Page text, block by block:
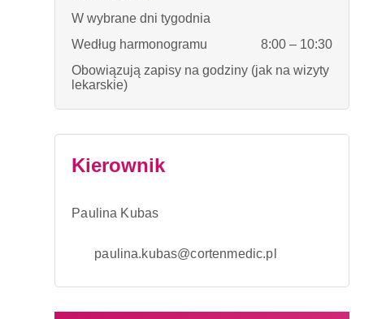
W wybrane dni tygodnia
Według harmonogramu
8:00 – 10:30
Obowiązują zapisy na godziny (jak na wizyty
lekarskie)
Kierownik
Paulina Kubas
paulina.kubas@cortenmedic.pl